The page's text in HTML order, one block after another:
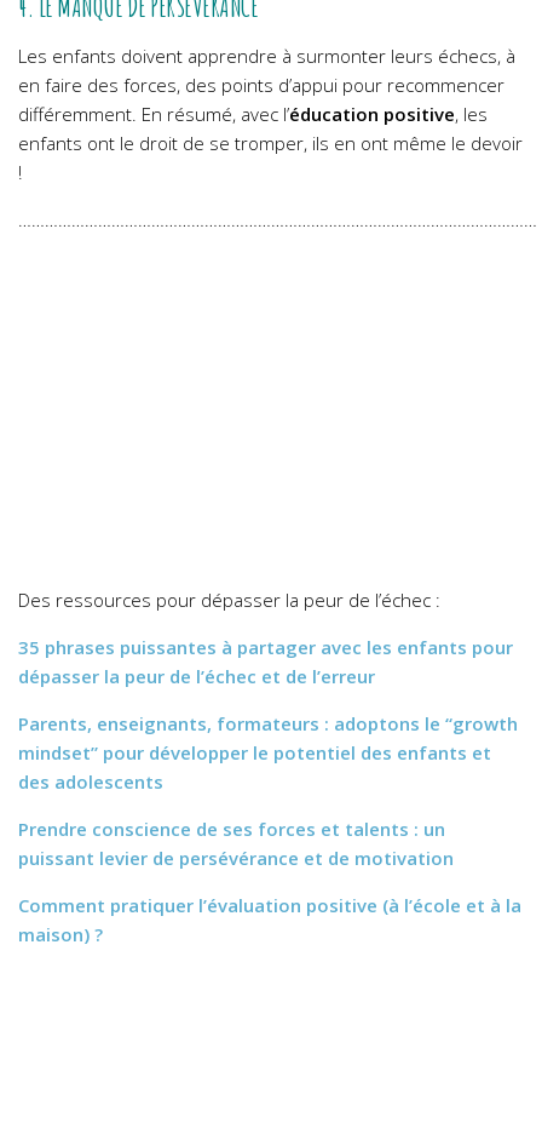
Les enfants doivent apprendre à surmonter leurs échecs, à
en faire des forces, des points d’appui pour recommencer
différemment. En résumé, avec l’éducation positive, les
enfants ont le droit de se tromper, ils en ont même le devoir
!
………………………………………………………………………………………………………
Des ressources pour dépasser la peur de l’échec :
35 phrases puissantes à partager avec les enfants pour
dépasser la peur de l’échec et de l’erreur
Parents, enseignants, formateurs : adoptons le “growth
mindset” pour développer le potentiel des enfants et
des adolescents
Prendre conscience de ses forces et talents : un
puissant levier de persévérance et de motivation
Comment pratiquer l’évaluation positive (à l’école et à la
maison) ?